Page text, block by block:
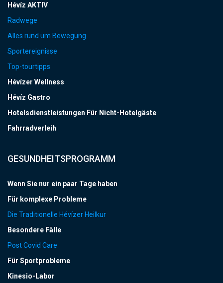
Hévíz AKTIV
Radwege
Alles rund um Bewegung
Sportereignisse
Top-tourtipps
Hévízer Wellness
Hévíz Gastro
Hotelsdienstleistungen Für Nicht-Hotelgäste
Fahrradverleih
GESUNDHEITSPROGRAMM
Wenn Sie nur ein paar Tage haben
Für komplexe Probleme
Die Traditionelle Hévízer Heilkur
Besondere Fälle
Post Covid Care
Für Sportprobleme
Kinesio-Labor